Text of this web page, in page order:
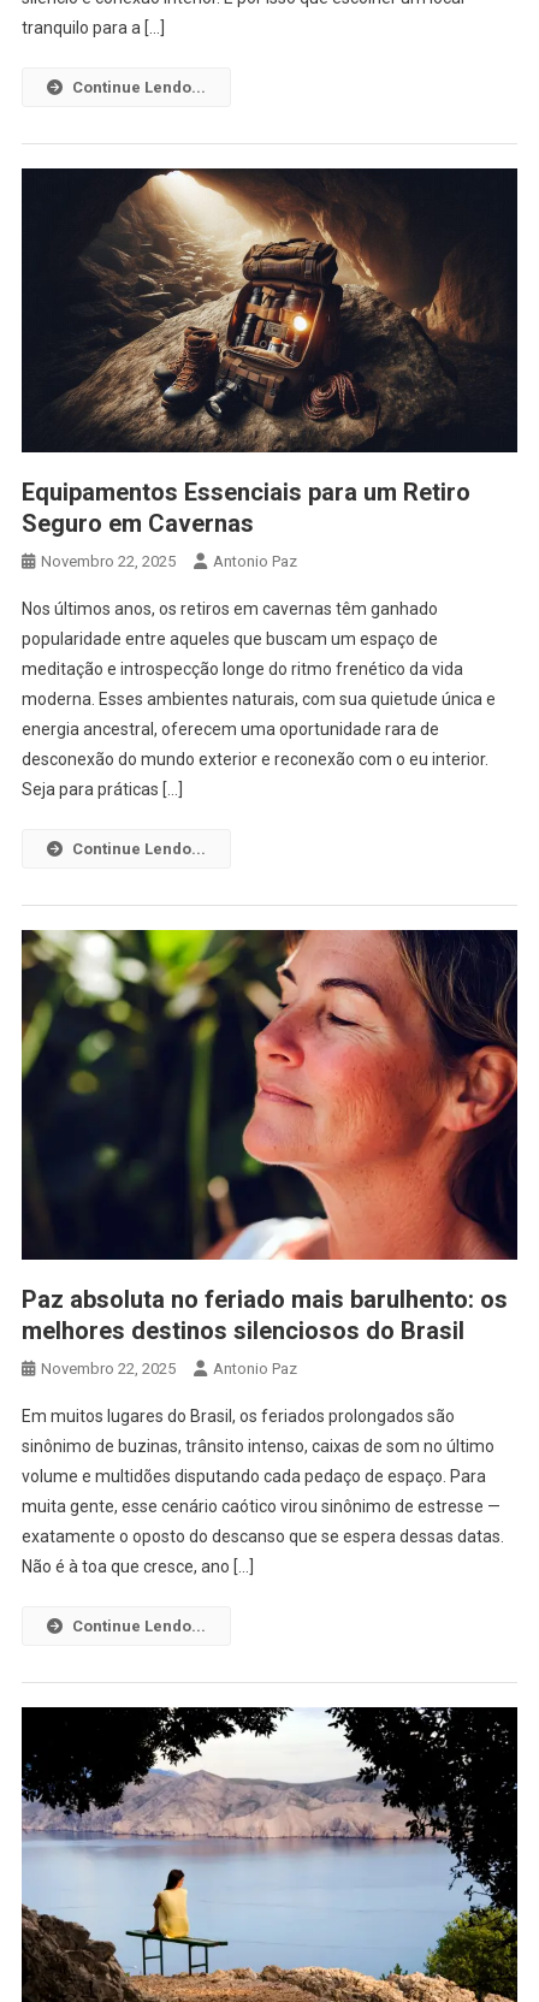
tranquilo para a […]
Continue Lendo...
Equipamentos Essenciais para um Retiro
Seguro em Cavernas
Novembro 22, 2025 Antonio Paz
Nos últimos anos, os retiros em cavernas têm ganhado
popularidade entre aqueles que buscam um espaço de
meditação e introspecção longe do ritmo frenético da vida
moderna. Esses ambientes naturais, com sua quietude única e
energia ancestral, oferecem uma oportunidade rara de
desconexão do mundo exterior e reconexão com o eu interior.
Seja para práticas […]
Continue Lendo...
Paz absoluta no feriado mais barulhento: os
melhores destinos silenciosos do Brasil
Novembro 22, 2025 Antonio Paz
Em muitos lugares do Brasil, os feriados prolongados são
sinônimo de buzinas, trânsito intenso, caixas de som no último
volume e multidões disputando cada pedaço de espaço. Para
muita gente, esse cenário caótico virou sinônimo de estresse —
exatamente o oposto do descanso que se espera dessas datas.
Não é à toa que cresce, ano […]
Continue Lendo...